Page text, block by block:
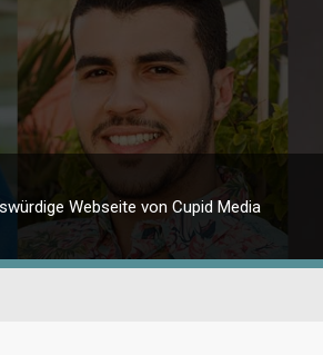
Webseite von Cupid Media